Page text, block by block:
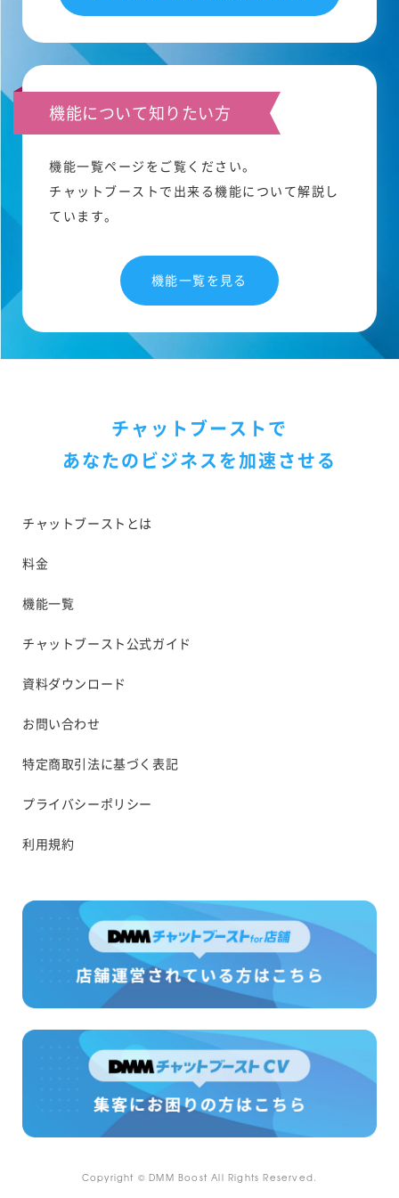
機能について知りたい方
機能一覧ページをご覧ください。
チャットブーストで出来る機能について解説し
ています。
機能一覧を見る
チャットブーストで
あなたのビジネスを加速させる
チャットブーストとは
料金
機能一覧
チャットブースト公式ガイド
資料ダウンロード
お問い合わせ
特定商取引法に基づく表記
プライバシーポリシー
利用規約
Copyright © DMM Boost All Rights Reserved.